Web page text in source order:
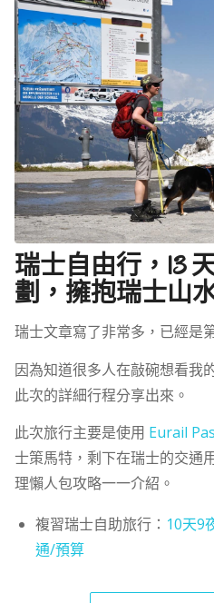
瑞士自由行，13
劃，擁抱瑞士山
瑞士文章寫了非常多，已經是
因為知道很多人在敲碗想看我
此次的詳細行程分享出來。
此次旅行主要是使用 Eurail
士策馬特，剩下在瑞士的交通
理懶人包攻略一一介紹。
複習瑞士自助旅行： 10天9
通/預算